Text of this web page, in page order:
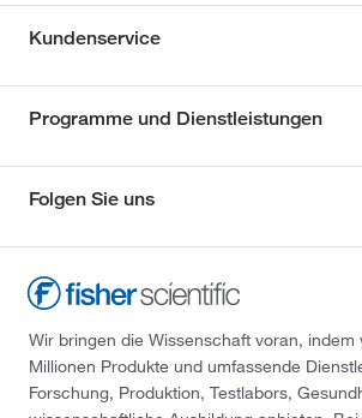
Kundenservice
Programme und Dienstleistungen
Folgen Sie uns
Wir bringen die Wissenschaft voran, indem
Millionen Produkte und umfassende
Forschung, Produktion, Testlabors,